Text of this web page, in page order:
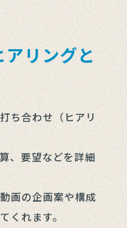
アリングと
ち合わせ（ヒアリ
、要望などを詳細
画の企画案や構成
くれます。